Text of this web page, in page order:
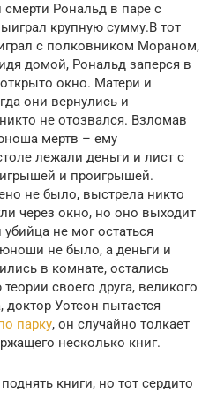
Рональд в паре с
крупную сумму.В тот
с полковником Мораном,
домой, Рональд заперся в
окно. Матери и
они вернулись и
не отозвался. Взломав
мертв – ему
лежали деньги и лист с
и проигрышей.
не было, выстрела никто
через окно, но оно выходит
не мог остаться
не было, а деньги и
в комнате, остались
своего друга, великого
Уотсон пытается
парку, он случайно толкает
несколько книг.
книги, но тот сердито